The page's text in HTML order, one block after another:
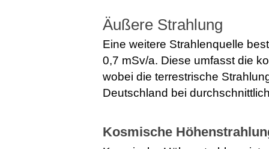
Äußere Strahlung
Eine weitere Strahlenquelle
0,7 mSv/a. Diese umfasst die
wobei die terrestrische
Deutschland bei
Kosmische